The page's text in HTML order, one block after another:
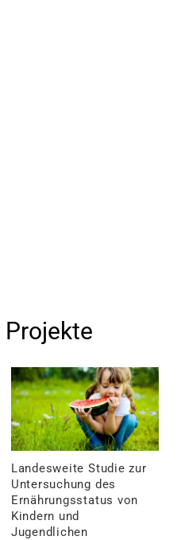
Landesweite Studie zur
Untersuchung des
Ernährungsstatus von
Kindern und
Jugendlichen